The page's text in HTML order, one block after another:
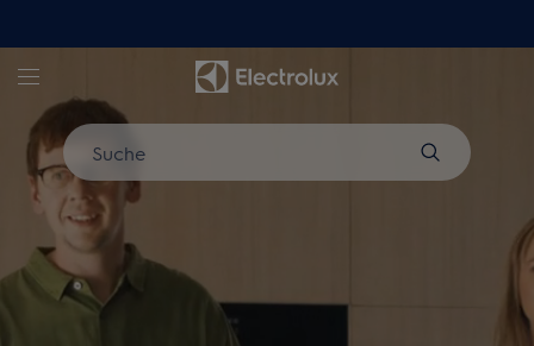
Suche
Electrolux - Hero Block